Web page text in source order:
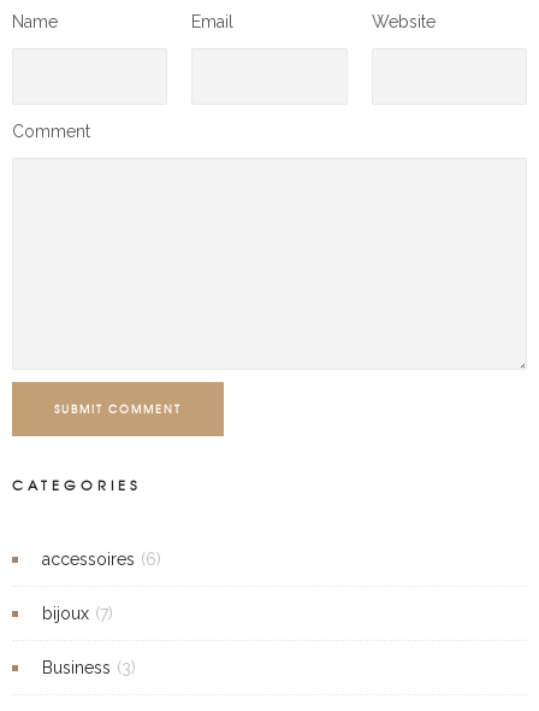
Name Email Website
Comment
SUBMIT COMMENT
CATEGORIES
accessoires (6)
bijoux (7)
Business (3)